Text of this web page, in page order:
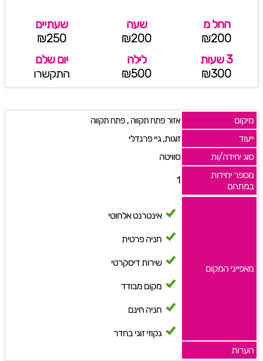
החל מ
₪200
שעה
₪200
שעתיים
₪250
3 שעות
₪300
לילה
₪500
יום שלם
התקשרו
מיקום אזור פתח תקווה, פתח תקווה
ייעוד
זוגות, גיי פרנדלי
סוג יחידה/ות
סוויטה
מספר יחידות
במתחם
1
מאפייני המקום
אינטרנט אלחוטי
חניה פרטית
שירות דיסקרטי
מקום מבודד
חניה חינם
גקוזי זוגי בחדר
הערות